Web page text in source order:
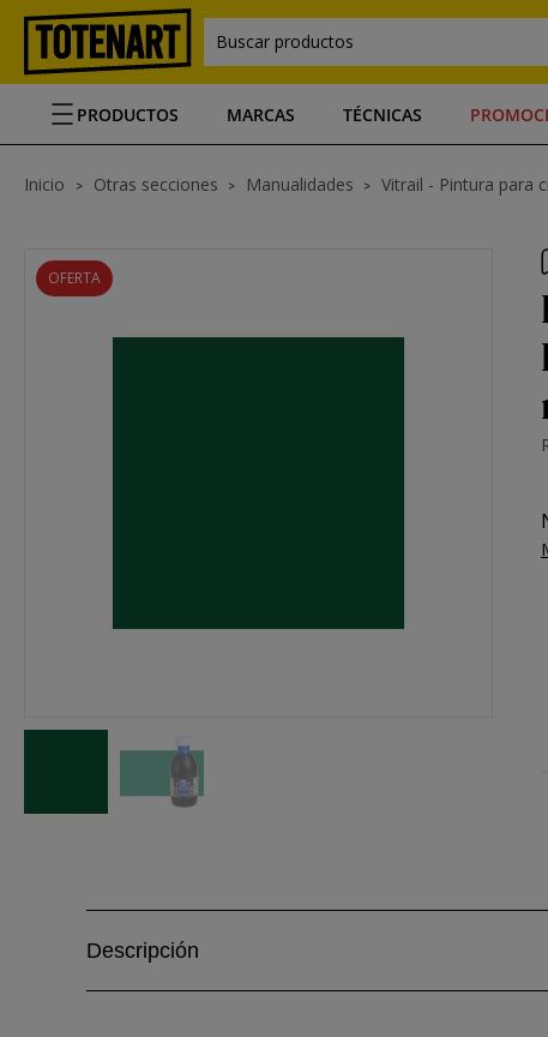
Buscar productos
PRODUCTOS MARCAS TÉCNICAS
Inicio Otras secciones Manualidades Vitrail - Pintura para
OFERTA
Descripción